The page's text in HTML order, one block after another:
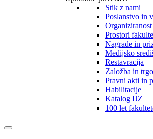
Stik z nami
Poslanstvo in
Prostori
Nagrade in
Medijsko
Restavracija
Založba in
Pravni akti in
Habilitacije
Katalog IJZ
100 let